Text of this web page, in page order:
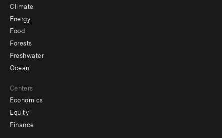
Climate
Energy
Food
Forests
Freshwater
Ocean
Centers
Economics
Equity
Finance